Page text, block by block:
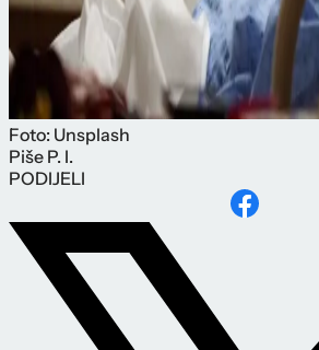
Foto: Unsplash
Piše P. I.
PODIJELI